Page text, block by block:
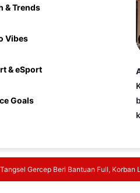
& Trends
Vibes
& eSport
Goals
Gercep Beri Bantuan Full, Korban